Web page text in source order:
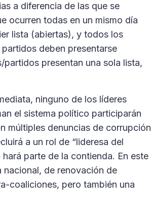
a diferencia de las que se
ocurren todas en un mismo día
lista (abiertas), y todos los
deben presentarse
presentan una sola lista,
ninguno de los líderes
el sistema político participarán
múltiples denuncias de corrupción
a un rol de “lideresa del
parte de la contienda. En este
de renovación de
coaliciones, pero también una